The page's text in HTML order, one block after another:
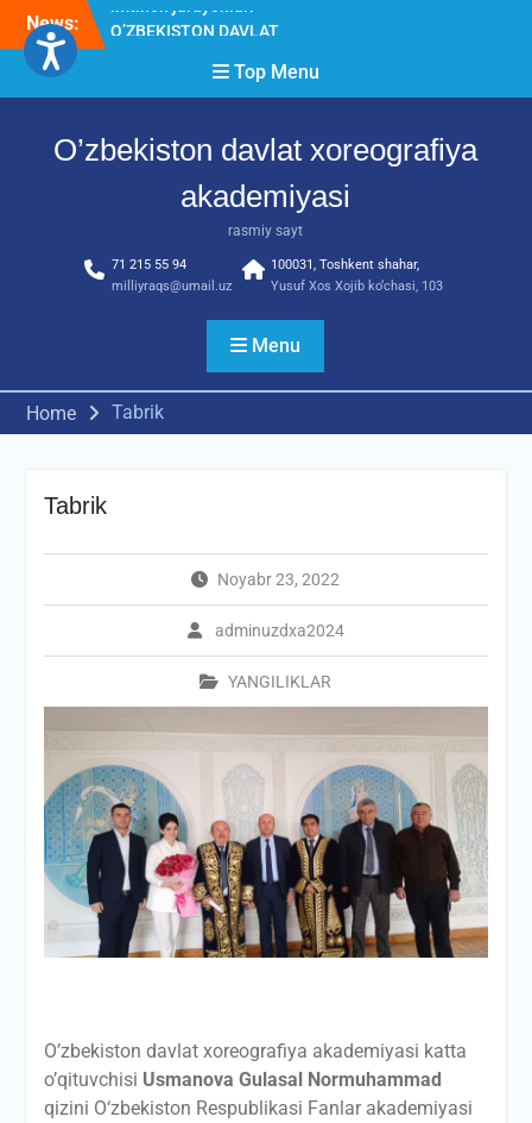
Skip
content
News:
O’ZBEKISTON DAVLAT
AKADEMIYASIDA
о‘tkazilgan kasbiy (ijodiy)
Diqqat e’lon!
imtihon jarayonlari
Top Menu
O’zbekiston davlat xoreografiya
akademiyasi
rasmiy sayt
71 215 55 94
milliyraqs@umail.uz
100031, Toshkent shahar,
Yusuf Xos Xojib ko‘chasi, 103
Menu
Home Tabrik
Tabrik
Noyabr 23, 2022
adminuzdxa2024
YANGILIKLAR
O’zbekiston davlat xoreografiya akademiyasi katta
o’qituvchisi Usmanova Gulasal Normuhammad
qizini O‘zbekiston Respublikasi Fanlar akademiyasi